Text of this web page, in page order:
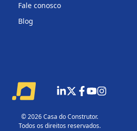
Fale conosco
Blog
© 2026 Casa do Construtor.
Todos os direitos reservados.